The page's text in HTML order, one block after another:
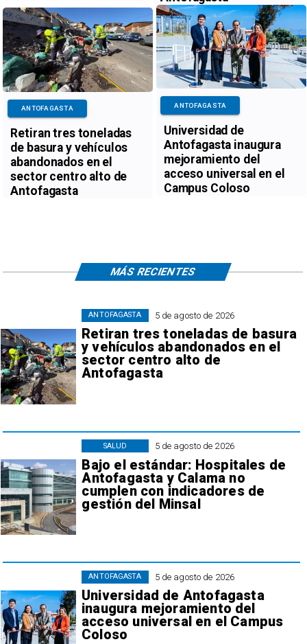
Retiran tres toneladas
de basura y vehículos
abandonados en el
sector centro alto de
Antofagasta
ANTOFAGASTA
Universidad de
Antofagasta inaugura
mejoramiento del
acceso universal en el
Campus Coloso
ANTOFAGASTA
5 de agosto de 2026
Retiran tres toneladas de basura
y vehículos abandonados en el
sector centro alto de
Antofagasta
ANTOFAGASTA
5 de agosto de 2026
Bajo el estándar: Hospitales de
Antofagasta y Calama no
cumplen con indicadores de
gestión del Minsal
SALUD
5 de agosto de 2026
Universidad de Antofagasta
inaugura mejoramiento del
acceso universal en el Campus
Coloso
ANTOFAGASTA
MÁS RECIENTES